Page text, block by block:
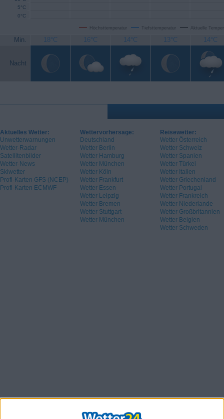
Höchsttemperatur Tiefsttemperatur Aktuelle
0°C
5°C
Min. 18°C 16°C 14°C 13°C 14°C
Nacht
Aktuelles Wetter:
Unwetterwarnungen
Wetter-Radar
Satellitenbilder
Wetter-News
Skiwetter
Profi-Karten GFS (NCEP)
Profi-Karten ECMWF
Wettervorhersage:
Deutschland
Wetter Berlin
Wetter Hamburg
Wetter München
Wetter Köln
Wetter Frankfurt
Wetter Essen
Wetter Leipzig
Wetter Bremen
Wetter Stuttgart
Wetter München
Reisewetter:
Wetter Österreich
Wetter Schweiz
Wetter Spanien
Wetter Türkei
Wetter Italien
Wetter Griechenland
Wetter Portugal
Wetter Frankreich
Wetter Niederlande
Wetter Großbritannien
Wetter Belgien
Wetter Schweden